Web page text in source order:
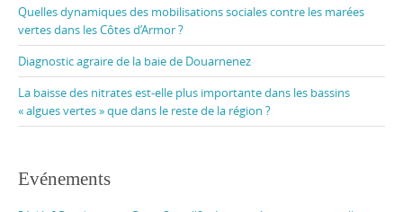
Quelles dynamiques des mobilisations sociales contre les marées
vertes dans les Côtes d’Armor ?
Diagnostic agraire de la baie de Douarnenez
La baisse des nitrates est-elle plus importante dans les bassins
« algues vertes » que dans le reste de la région ?
Evénements